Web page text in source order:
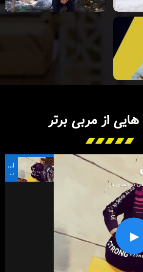
از مربی برتر
در فضای باز
الهام ترکی
تمرین گروهی ایروبیک الهام ترکی در فضای باز